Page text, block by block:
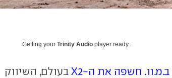
Getting yourTrinity Audio player ready...
ב.מ.וו. חשפה את ה-X2
בעולם, השיווק